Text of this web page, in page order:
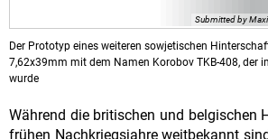
Submitted by
Der Prototyp eines weiteren sowjetischen
7,62x39mm mit dem Namen Korobov TKB-408, der
wurde
Während die britischen und belgischen
frühen Nachkriegsjahre weitbekannt